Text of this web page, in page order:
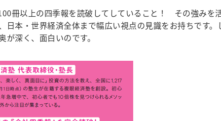
冊以上の四季報を読破してしていること！ その強みを
日本・世界経済全体まで幅広い視点の見識をお持ちです。
深く、面白いのです。